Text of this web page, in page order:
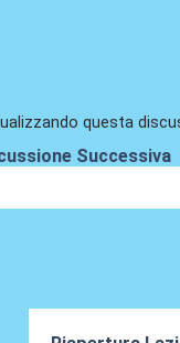
questa
Successiva